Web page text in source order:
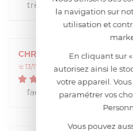
très efficace.
CHRISTINE
le 13/11/2015 à 19:49:02
5/5
facilité pour ouvrir les
la navigation sur
utilisation et
En cliquant sur
autorisez ainsi le
votre appareil.
paramétrer vos
Vous pouvez